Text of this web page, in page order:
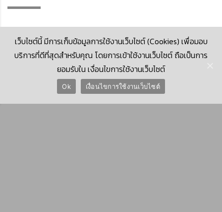
© 2026 Krungthai Computer Services Co., Ltd. (KTCS)
เว็บไซต์นี้ มีการเก็บข้อมูลการใช้งานเว็บไซต์ (Cookies) เพื่อมอบ
บริการที่ดีที่สุดสำหรับคุณ โดยการเข้าใช้งานเว็บไซต์ ถือเป็นการ
ยอมรับใน เงื่อนไขการใช้งานเว็บไซต์
Ok เงื่อนไขการใช้งานเว็บไซต์